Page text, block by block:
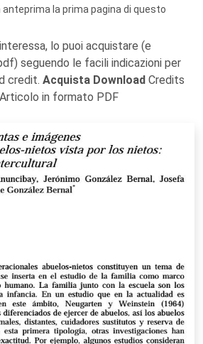
la prima pagina di questo
lo puoi acquistare (e
seguendo le facili indicazioni per
credit. Acquista Download Credits
in formato PDF